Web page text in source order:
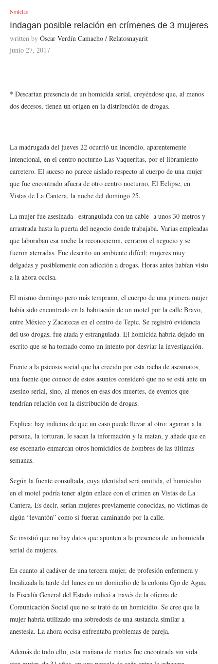
Noticias
Indagan posible relación en crímenes de 3 mujeres
written by Óscar Verdín Camacho / Relatosnayarit
junio 27, 2017
* Descartan presencia de un homicida serial, creyéndose que, al menos
dos decesos, tienen un origen en la distribución de drogas.
La madrugada del jueves 22 ocurrió un incendio, aparentemente
intencional, en el centro nocturno Las Vaqueritas, por el libramiento
carretero. El suceso no parece aislado respecto al cuerpo de una mujer
que fue encontrado afuera de otro centro nocturno, El Eclipse, en
Vistas de La Cantera, la noche del domingo 25.
La mujer fue asesinada –estrangulada con un cable- a unos 30 metros y
arrastrada hasta la puerta del negocio donde trabajaba. Varias empleadas
que laboraban esa noche la reconocieron, cerraron el negocio y se
fueron aterradas. Fue descrito un ambiente difícil: mujeres muy
delgadas y posiblemente con adicción a drogas. Horas antes habían visto
a la ahora occisa.
El mismo domingo pero más temprano, el cuerpo de una primera mujer
había sido encontrado en la habitación de un motel por la calle Bravo,
entre México y Zacatecas en el centro de Tepic. Se registró evidencia
del uso drogas, fue atada y estrangulada. El homicida habría dejado un
escrito que se ha tomado como un intento por desviar la investigación.
Frente a la psicosis social que ha crecido por esta racha de asesinatos,
una fuente que conoce de estos asuntos consideró que no se está ante un
asesino serial, sino, al menos en esas dos muertes, de eventos que
tendrían relación con la distribución de drogas.
Explica: hay indicios de que un caso puede llevar al otro: agarran a la
persona, la torturan, le sacan la información y la matan, y añade que en
ese escenario enmarcan otros homicidios de hombres de las últimas
semanas.
Según la fuente consultada, cuya identidad será omitida, el homicidio
en el motel podría tener algún enlace con el crimen en Vistas de La
Cantera. Es decir, serían mujeres previamente conocidas, no víctimas de
algún “levantón” como si fueran caminando por la calle.
Se insistió que no hay datos que apunten a la presencia de un homicida
serial de mujeres.
En cuanto al cadáver de una tercera mujer, de profesión enfermera y
localizada la tarde del lunes en un domicilio de la colonia Ojo de Agua,
la Fiscalía General del Estado indicó a través de la oficina de
Comunicación Social que no se trató de un homicidio. Se cree que la
mujer habría utilizado una sobredosis de una sustancia similar a
anestesia. La ahora occisa enfrentaba problemas de pareja.
Además de todo ello, esta mañana de martes fue encontrada sin vida